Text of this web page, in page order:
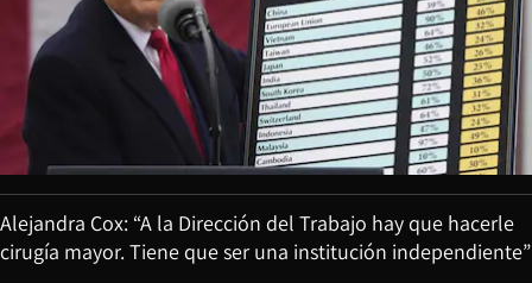
Alejandra Cox: “A la Dirección del Trabajo hay que hacerle
cirugía mayor. Tiene que ser una institución independiente”